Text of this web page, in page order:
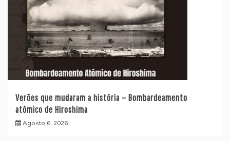
Verões que mudaram a história – Bombardeamento
atómico de Hiroshima
Agosto 6, 2026